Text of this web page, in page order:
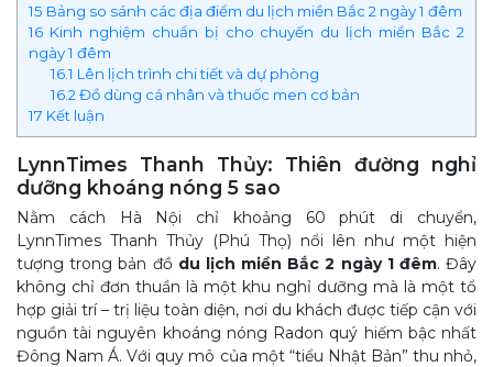
15 Bảng so sánh các địa điểm du lịch miền Bắc 2 ngày 1 đêm
16 Kinh nghiệm chuẩn bị cho chuyến du lịch miền Bắc 2
ngày 1 đêm
16.1 Lên lịch trình chi tiết và dự phòng
16.2 Đồ dùng cá nhân và thuốc men cơ bản
17 Kết luận
LynnTimes Thanh Thủy: Thiên đường nghỉ
dưỡng khoáng nóng 5 sao
Nằm cách Hà Nội chỉ khoảng 60 phút di chuyển,
LynnTimes Thanh Thủy (Phú Thọ) nổi lên như một hiện
tượng trong bản đồ du lịch miền Bắc 2 ngày 1 đêm. Đây
không chỉ đơn thuần là một khu nghỉ dưỡng mà là một tổ
hợp giải trí – trị liệu toàn diện, nơi du khách được tiếp cận với
nguồn tài nguyên khoáng nóng Radon quý hiếm bậc nhất
Đông Nam Á. Với quy mô của một “tiểu Nhật Bản” thu nhỏ,